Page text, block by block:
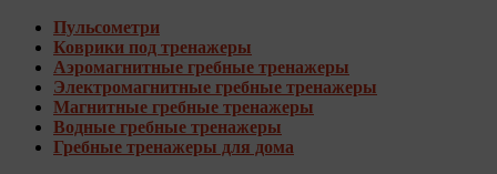
Пульсометри
Коврики под тренажеры
Аэромагнитные гребные тренажеры
Электромагнитные гребные тренажеры
Магнитные гребные тренажеры
Водные гребные тренажеры
Гребные тренажеры для дома